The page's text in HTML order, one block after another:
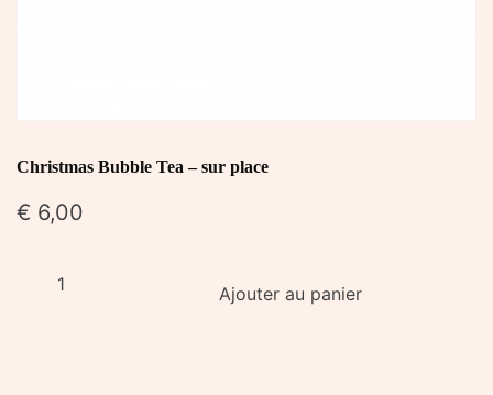
Christmas Bubble Tea – sur place
€ 6,00
quantité
Ajouter au panier